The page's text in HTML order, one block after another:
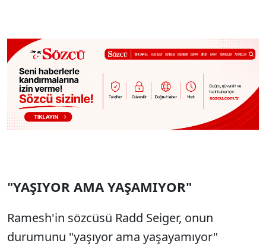
"YAŞIYOR AMA YAŞAMIYOR"
Ramesh'in sözcüsü Radd Seiger, onun
durumunu "yaşıyor ama yaşayamıyor"